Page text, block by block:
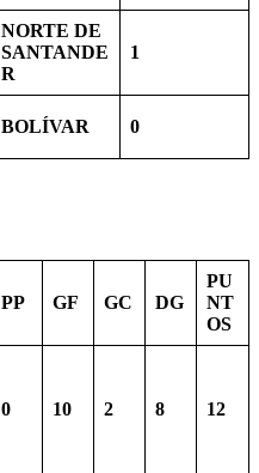
NORTE DE
SANTANDE
R
1
BOLÍVAR 0
PP GF GC DG
PU
NT
OS
0 10 2 8 12